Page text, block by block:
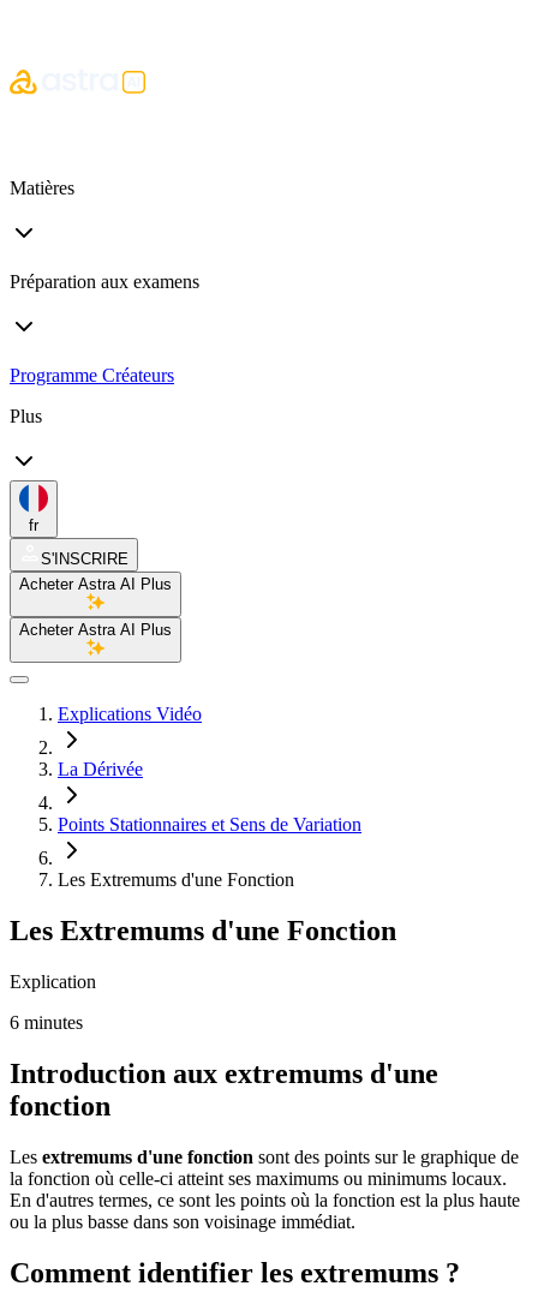
Matières
Préparation aux examens
Programme Créateurs
Plus
fr
S'INSCRIRE
Acheter Astra AI Plus
Acheter Astra AI Plus
Explications Vidéo
La Dérivée
Points Stationnaires et Sens de Variation
Les Extremums d'une Fonction
Les Extremums d'une Fonction
Explication
6 minutes
Introduction aux extremums d'une
fonction
Les extremums d'une fonction sont des points sur le graphique de
la fonction où celle-ci atteint ses maximums ou minimums locaux.
En d'autres termes, ce sont les points où la fonction est la plus haute
ou la plus basse dans son voisinage immédiat.
Comment identifier les extremums ?